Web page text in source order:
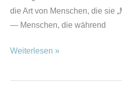
die Art von Menschen, die sie
— Menschen, die während
Weiterlesen »